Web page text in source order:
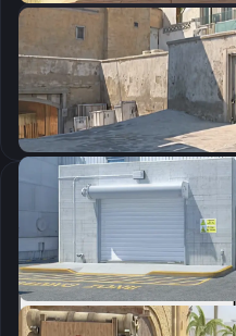
CSGO-NJGFE-do4on-
Параметры